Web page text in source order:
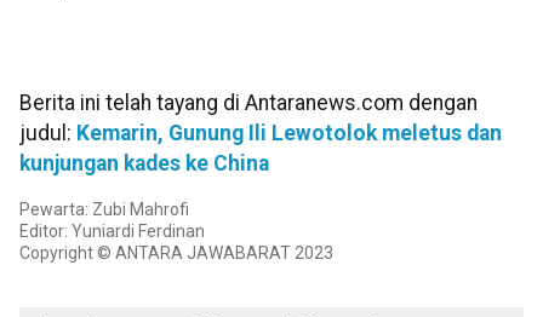
Berita ini telah tayang di Antaranews.com dengan
judul: Kemarin, Gunung Ili Lewotolok meletus dan
kunjungan kades ke China
Pewarta: Zubi Mahrofi
Editor: Yuniardi Ferdinan
Copyright © ANTARA JAWABARAT 2023